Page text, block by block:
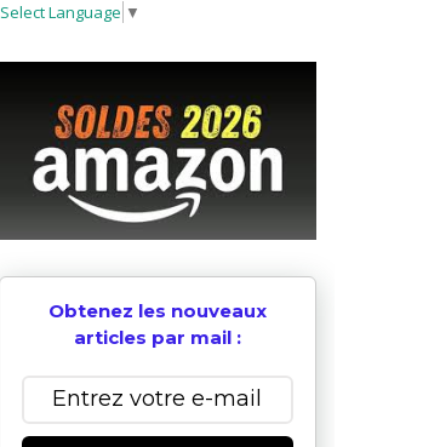
Select Language ▼
Obtenez les nouveaux
articles par mail :